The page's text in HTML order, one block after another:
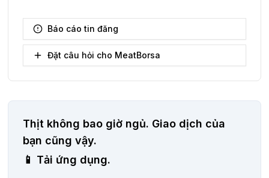
Báo cáo tin đăng
Đặt câu hỏi cho MeatBorsa
Thịt không bao giờ ngủ. Giao dịch của
bạn cũng vậy.
📱 Tải ứng dụng.